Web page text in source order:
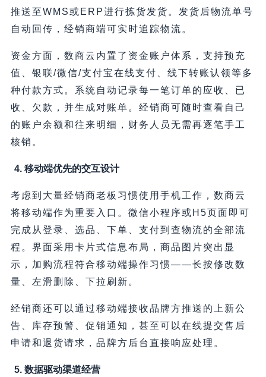
推送至WMS或ERP进行拣货发货。发货后物流单号
自动回传，经销商端可实时追踪物流。
资金方面，数商云内置了资金账户体系，支持预充
值、银联/微信/支付宝在线支付、线下转账认领等多
种付款方式。系统自动记录每一笔订单的应收、已
收、欠款，并生成对账单。经销商可随时查看自己
的账户余额和往来明细，财务人员无需再逐笔手工
核销。
4. 移动端优先的交互设计
考虑到大量经销商老板习惯使用手机工作，数商云
将移动端作为重要入口。微信小程序或H5页面即可
完成从登录、选品、下单、支付到查物流的全部流
程。界面采用卡片式信息布局，商品图片突出显
示，加购流程符合移动端操作习惯——长按修改数
量、左滑删除、下拉刷新。
经销商还可以通过移动端接收品牌方推送的上新公
告、库存预警、促销通知，甚至可以在线提交售后
申请和退货请求，品牌方后台直接响应处理。
5. 数据驱动渠道经营